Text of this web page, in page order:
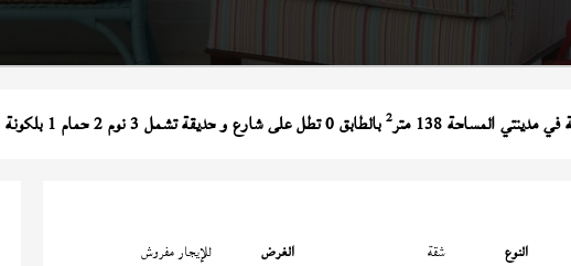
المساحة 138 متر 2بالطابق 0 تطل على شارع و حديقة تشمل 3 نوم 2 حمام 1 بلكونة النموذج (
النوع شقة الغرض
للإيجار مفروش